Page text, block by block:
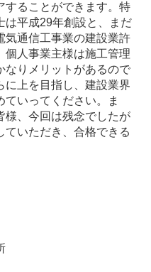
することができます。特
は平成29年創設と、まだ
気通信工事業の建設業許
個人事業主様は施工管理
なりメリットがあるので
に上を目指し、建設業界
ていってください。ま
様、今回は残念でしたが
ていただき、合格できる